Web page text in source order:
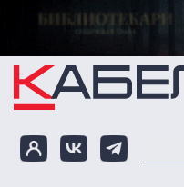
Перейти к основному